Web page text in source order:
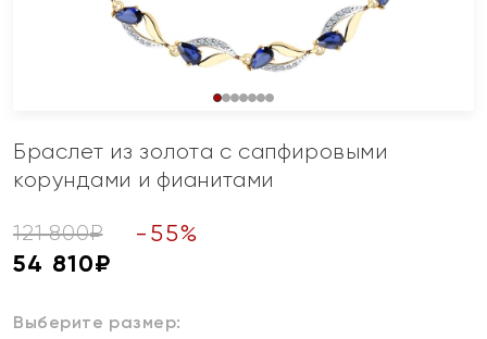
Браслет из золота с сапфировыми
корундами и фианитами
121 800₽ - 55%
54 810₽
Выберите размер: